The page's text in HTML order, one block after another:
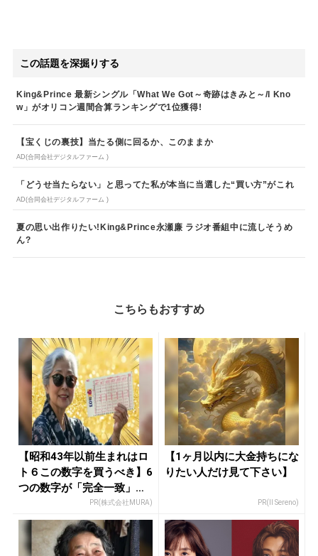
この話題を深掘りする
King&Prince 最新シングル「What We Got～奇跡はきみと～/I Kno
w」がオリコン週間合算ランキングで1位獲得!
【宝くじの裏技】当たる側に回るか、このままか
AD(合同会社デジタルファーム )
「どうせ当たらない」と思ってた私が本当に当選した“買い方”がこれ
AD(合同会社デジタルファーム )
夏の思い出作りたい!King&Prince永瀬廉 ラジオ番組中に流しそうめ
ん?
こちらもおすすめ
【昭和43年以前生まれはロ
ト６この数字を買うべき】6
つの数字が「完全一致」す
PR(株式会社MURA)
【1ヶ月以内に大金持ちにな
りたい人だけ見て下さい】
PR(Il Sereno)